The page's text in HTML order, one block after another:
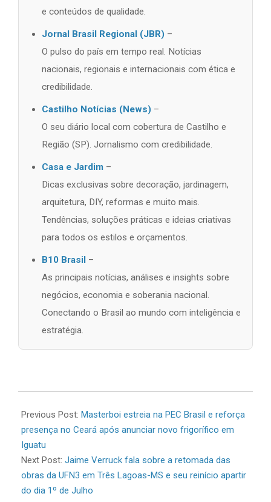
e conteúdos de qualidade.
Jornal Brasil Regional (JBR) –
O pulso do país em tempo real. Notícias
nacionais, regionais e internacionais com ética e
credibilidade.
Castilho Notícias (News) –
O seu diário local com cobertura de Castilho e
Região (SP). Jornalismo com credibilidade.
Casa e Jardim –
Dicas exclusivas sobre decoração, jardinagem,
arquitetura, DIY, reformas e muito mais.
Tendências, soluções práticas e ideias criativas
para todos os estilos e orçamentos.
B10 Brasil –
As principais notícias, análises e insights sobre
negócios, economia e soberania nacional.
Conectando o Brasil ao mundo com inteligência e
estratégia.
06-
26
Previous Post: Masterboi estreia na PEC Brasil e reforça
presença no Ceará após anunciar novo frigorífico em
Iguatu
Next Post: Jaime Verruck fala sobre a retomada das
obras da UFN3 em Três Lagoas-MS e seu reinício apartir
do dia 1º de Julho